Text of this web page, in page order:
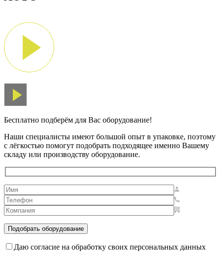
Бесплатно подберём для Вас оборудование!
Наши специалисты имеют большой опыт в упаковке, поэтому
с лёгкостью помогут подобрать подходящее именно Вашему
складу или производству оборудование.
Даю согласие на обработку своих персональных данных